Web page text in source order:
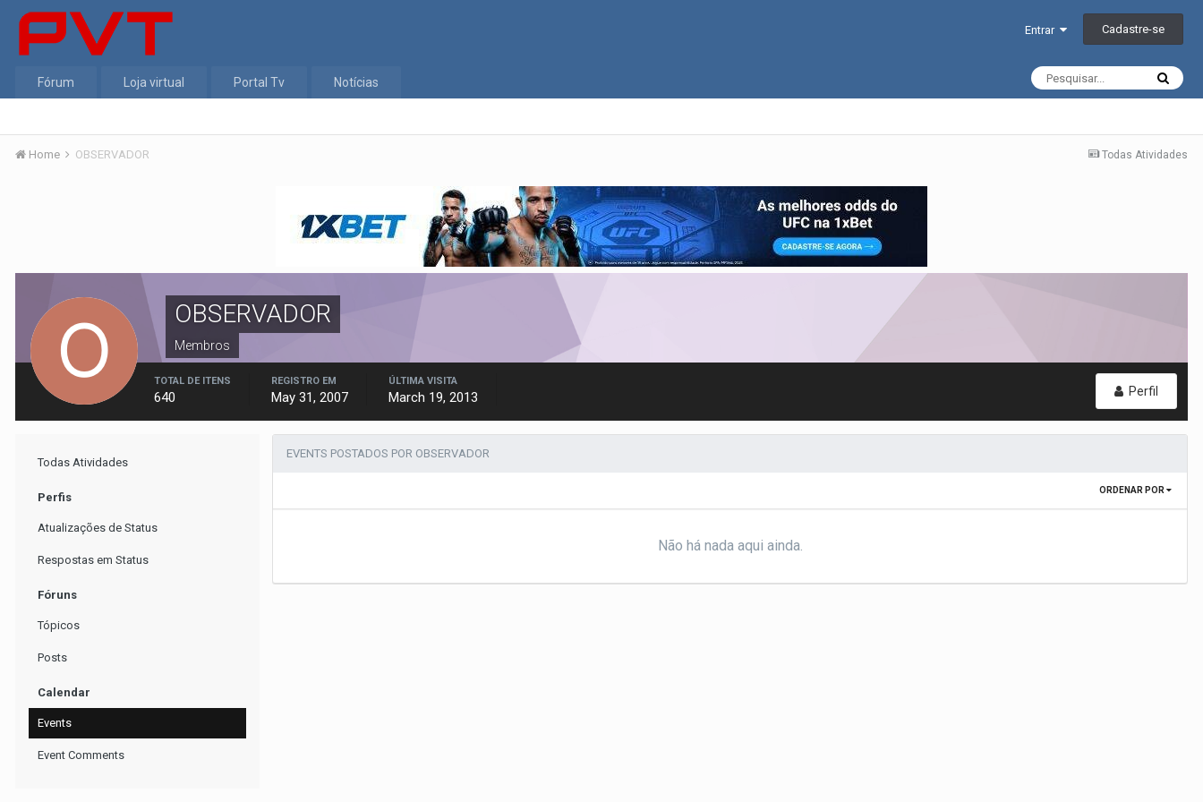
Entrar Cadastre-se
Fórum Loja virtual Portal Tv Notícias
Todas Atividades
Home OBSERVADOR
OBSERVADOR
Membros
Perfil
TOTAL DE ITENS
640
REGISTRO EM
May 31, 2007
ÚLTIMA VISITA
March 19, 2013
Todas Atividades
Perfis
Atualizações de Status
Respostas em Status
Fóruns
Tópicos
Posts
Calendar
Events
Event Comments
EVENTS POSTADOS POR OBSERVADOR
ORDENAR POR
Não há nada aqui ainda.